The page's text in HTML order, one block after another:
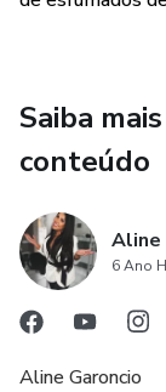
Saiba
conteúdo
Aline
6 Ano
Aline Garoncio